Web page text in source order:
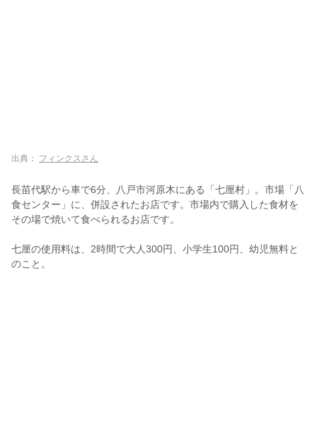
出典： フィンクスさん
長苗代駅から車で6分、八戸市河原木にある「七厘村」。市場「八
食センター」に、併設されたお店です。市場内で購入した食材を
その場で焼いて食べられるお店です。
七厘の使用料は、2時間で大人300円、小学生100円、幼児無料と
のこと。